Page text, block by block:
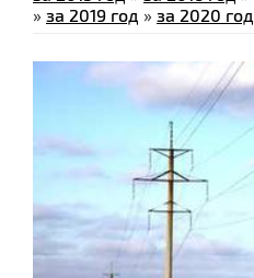
» за 2019 год » за 2020 год